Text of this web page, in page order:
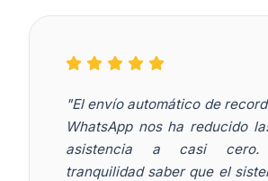
"El envío automático de
WhatsApp nos ha reducido
asistencia a casi
tranquilidad saber que el